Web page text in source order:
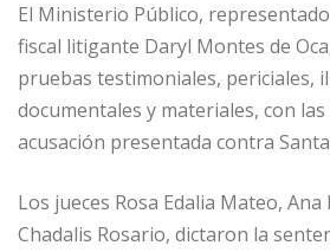
El Ministerio Público,
fiscal litigante Daryl Montes de
pruebas testimoniales, periciales,
documentales y materiales, con
acusación presentada contra
Los jueces Rosa Edalia Mateo, Ana
Chadalis Rosario, dictaron la